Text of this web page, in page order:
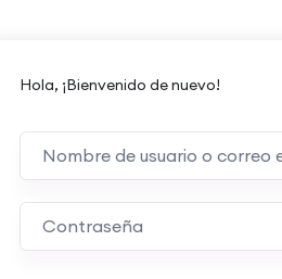
Hola, ¡Bienvenido de nuevo!